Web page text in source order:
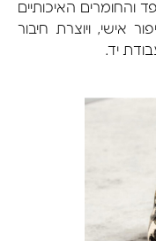
והחומרים האיכותיים
אישי, ויוצרת חיבור
יד.